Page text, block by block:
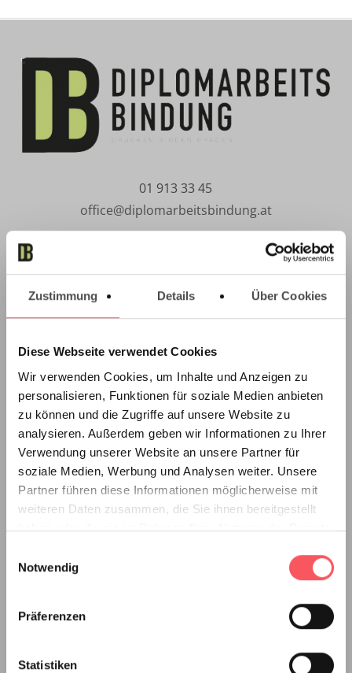
Zustimmung Details Über Cookies
Diese Webseite verwendet Cookies
Wir verwenden Cookies, um Inhalte und Anzeigen zu
personalisieren, Funktionen für soziale Medien anbieten
zu können und die Zugriffe auf unsere Website zu
analysieren. Außerdem geben wir Informationen zu Ihrer
Verwendung unserer Website an unsere Partner für
soziale Medien, Werbung und Analysen weiter. Unsere
Partner führen diese Informationen möglicherweise mit
weiteren Daten zusammen, die Sie ihnen bereitgestellt
haben oder die sie im Rahmen Ihrer Nutzung der Dienste
Notwendig
Präferenzen
Statistiken
01 913 33 45
office@diplomarbeitsbindung.at
1100 Vienna
Copier/Printer
Hardcover leather look
Hardcover linen look
Softcover coil binding
Softcover metal spine
Prints
Popular theses